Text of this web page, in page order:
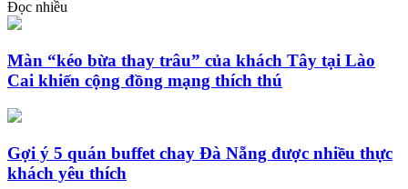
Đọc nhiều
Màn “kéo bừa thay trâu” của khách Tây tại Lào
Cai khiến cộng đồng mạng thích thú
Gợi ý 5 quán buffet chay Đà Nẵng được nhiều thực
khách yêu thích